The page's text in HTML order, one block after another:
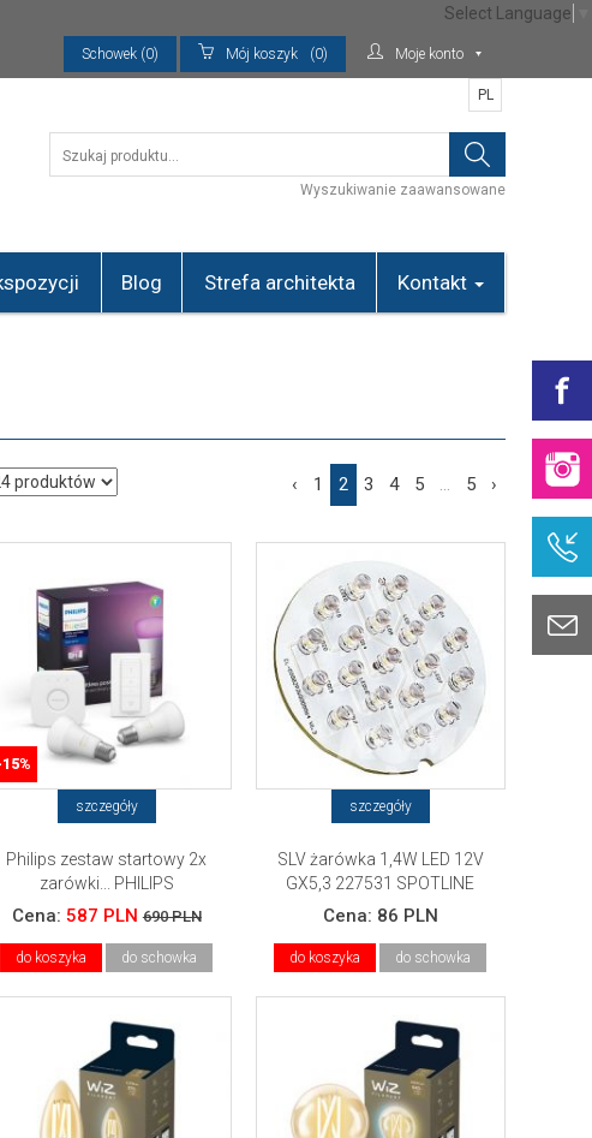
Schowek (0) Mój koszyk (0) Moje konto
Wyszukiwanie zaawansowane
PL
Blog Strefa architekta Kontakt
‹ 1 2 3 4 5 ... 5 ›
szczegóły
Philips zestaw startowy 2x
zarówki... PHILIPS
Cena: 587 PLN 690 PLN
do koszyka do schowka
szczegóły
SLV żarówka 1,4W LED 12V
GX5,3 227531 SPOTLINE
Cena: 86 PLN
do koszyka do schowka
Select Language